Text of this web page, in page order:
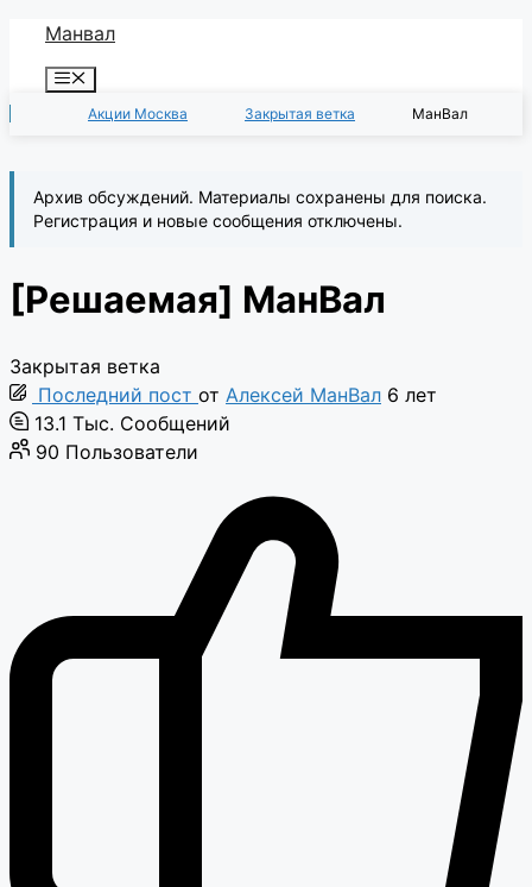
Перейти
содержимому
Манвал
Меню
Акции Москва Закрытая ветка МанВал
Архив обсуждений. Материалы сохранены для поиска.
Регистрация и новые сообщения отключены.
[Решаемая] МанВал
Закрытая ветка
Последний пост от Алексей МанВал 6 лет
13.1 Тыс. Сообщений
90 Пользователи